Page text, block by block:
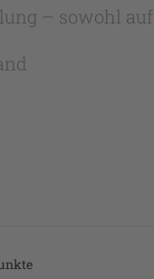
– sowohl auf